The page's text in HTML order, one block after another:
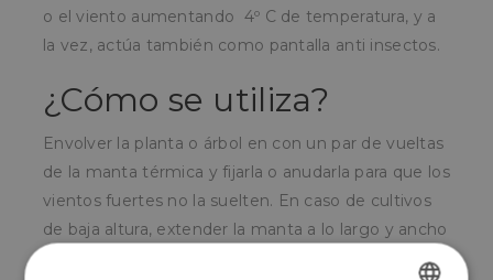
o el viento aumentando 4º C de temperatura, y a
la vez, actúa también como pantalla anti insectos.
¿Cómo se utiliza?
Envolver la planta o árbol en con un par de vueltas
de la manta térmica y fijarla o anudarla para que los
vientos fuertes no la suelten. En caso de cultivos
de baja altura, extender la manta a lo largo y ancho
de todo el cultivo y calzar los extremos con tierra.